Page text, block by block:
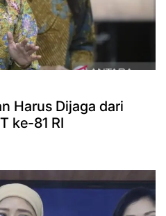
Harus Dijaga dari
ke-81 RI